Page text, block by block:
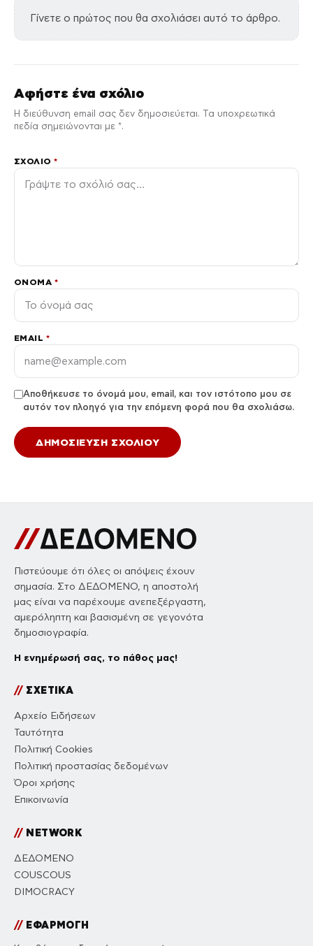
Γίνετε ο πρώτος που θα σχολιάσει αυτό το άρθρο.
Αφήστε ένα σχόλιο
Η διεύθυνση email σας δεν δημοσιεύεται. Τα υποχρεωτικά
πεδία σημειώνονται με *.
ΣΧΌΛΙΟ*
ΌΝΟΜΑ *
EMAIL *
Αποθήκευσε το όνομά μου, email, και τον ιστότοπο μου σε
αυτόν τον πλοηγό για την επόμενη φορά που θα σχολιάσω.
Πιστεύουμε ότι όλες οι απόψεις έχουν
σημασία. Στο ΔΕΔΟΜΕΝΟ, η αποστολή
μας είναι να παρέχουμε ανεπεξέργαστη,
αμερόληπτη και βασισμένη σε γεγονότα
δημοσιογραφία.
Η ενημέρωσή σας, το πάθος μας!
//ΣΧΕΤΙΚΑ
Αρχείο Ειδήσεων
Ταυτότητα
Πολιτική Cookies
Πολιτική προστασίας δεδομένων
Όροι χρήσης
Επικοινωνία
//NETWORK
ΔΕΔΟΜΕΝΟ
COUSCOUS
DIMOCRACY
//ΕΦΑΡΜΟΓΗ